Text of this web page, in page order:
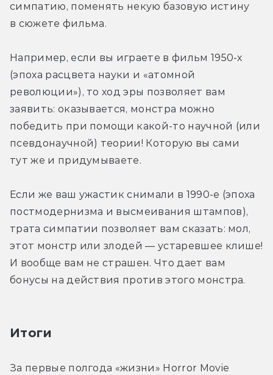
симпатию, поменять некую базовую истину
в сюжете фильма.
Например, если вы играете в фильм 1950-х
(эпоха расцвета науки и «атомной
революции»), то ход эры позволяет вам
заявить: оказывается, монстра можно
победить при помощи какой-то научной (или
псевдонаучной) теории! Которую вы сами
тут же и придумываете.
Если же ваш ужастик снимали в 1990-е (эпоха
постмодернизма и высмеивания штампов),
трата симпатии позволяет вам сказать: мол,
этот монстр или злодей — устаревшее клише!
И вообще вам не страшен. Что дает вам
бонусы на действия против этого монстра.
Итоги
За первые полгода «жизни» Horror Movie